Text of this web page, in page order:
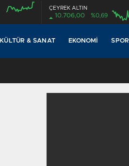
ÇEYREK ALTIN
10.706,00 %0,69
KÜLTÜR & SANAT EKONOMI SPOR